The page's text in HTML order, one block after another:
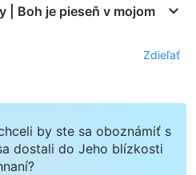
| Boh je pieseň v mojom
Zdieľať
by ste sa oboznámiť s
dostali do Jeho blízkosti